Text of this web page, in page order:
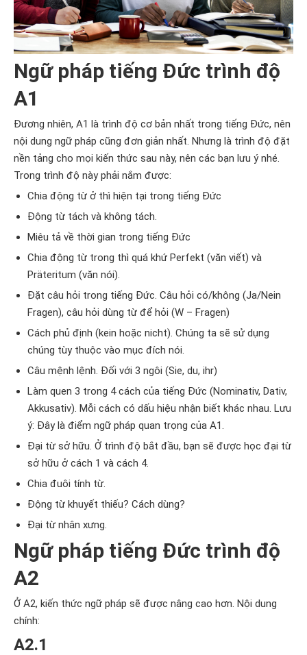
Ngữ pháp tiếng Đức trình độ
A1
Đương nhiên, A1 là trình độ cơ bản nhất trong tiếng Đức, nên
nội dung ngữ pháp cũng đơn giản nhất. Nhưng là trình độ đặt
nền tảng cho mọi kiến thức sau này, nên các bạn lưu ý nhé.
Trong trình độ này phải nắm được:
Chia động từ ở thì hiện tại trong tiếng Đức
Động từ tách và không tách.
Miêu tả về thời gian trong tiếng Đức
Chia động từ trong thì quá khứ Perfekt (văn viết) và
Präteritum (văn nói).
Đặt câu hỏi trong tiếng Đức. Câu hỏi có/không (Ja/Nein
Fragen), câu hỏi dùng từ để hỏi (W – Fragen)
Cách phủ định (kein hoặc nicht). Chúng ta sẽ sử dụng
chúng tùy thuộc vào mục đích nói.
Câu mệnh lệnh. Đối với 3 ngôi (Sie, du, ihr)
Làm quen 3 trong 4 cách của tiếng Đức (Nominativ, Dativ,
Akkusativ). Mỗi cách có dấu hiệu nhận biết khác nhau. Lưu
ý: Đây là điểm ngữ pháp quan trọng của A1.
Đại từ sở hữu. Ở trình độ bắt đầu, bạn sẽ được học đại từ
sở hữu ở cách 1 và cách 4.
Chia đuôi tính từ.
Động từ khuyết thiếu? Cách dùng?
Đại từ nhân xưng.
Ngữ pháp tiếng Đức trình độ
A2
Ở A2, kiến thức ngữ pháp sẽ được nâng cao hơn. Nội dung
chính:
A2.1